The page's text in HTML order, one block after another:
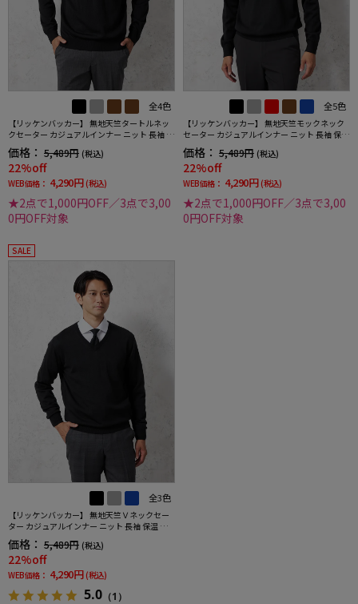
全4色
【リッケンバッカー】 無地天竺タートルネッ
クセーター カジュアルインナー ニット 長袖 保
温 秋冬
価格： 5,489円 (税込)
22%off
WEB価格： 4,290円 (税込)
★2点で1,000円OFF／3点で3,00
0円OFF対象
全5色
【リッケンバッカー】 無地天竺モックネック
セーター カジュアルインナー ニット 長袖 保温
秋冬
価格： 5,489円 (税込)
22%off
WEB価格： 4,290円 (税込)
★2点で1,000円OFF／3点で3,00
0円OFF対象
SALE
全3色
【リッケンバッカー】 無地天竺Ｖネックセー
ター カジュアルインナー ニット 長袖 保温 秋
冬
価格： 5,489円 (税込)
22%off
WEB価格： 4,290円 (税込)
5.0 （1）